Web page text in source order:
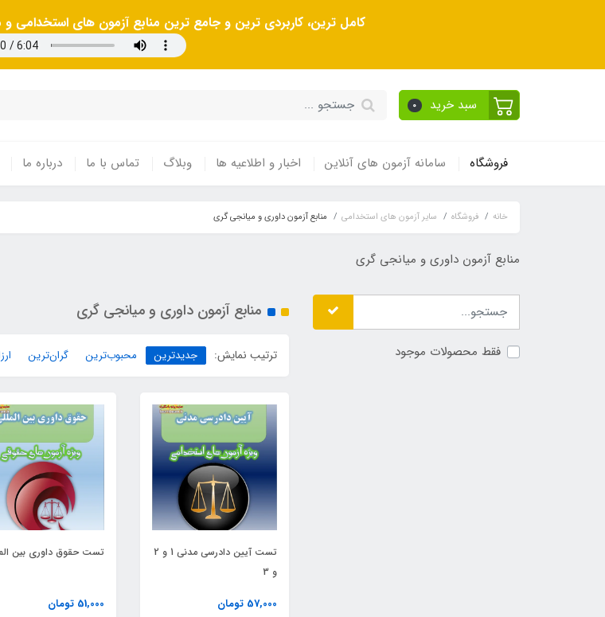
کامل ترین، کاربردی ترین و جامع ترین منابع آزمون های
سبد خرید 0
فروشگاه سامانه آزمون های آنلاین اخبار و اطلاعیه ها وبلاگ تماس با ما درباره ما
خانه فروشگاه سایر آزمون های استخدامی منابع آزمون داوری و میانجی گری
منابع آزمون داوری و میانجی گری
فقط محصولات موجود
منابع آزمون داوری و میانجی گری
ترتیب نمایش: جدیدترین محبوب‌ترین گران‌ترین
تست آیین دادرسی مدنی 1 و 2
و 3
57,000 تومان
تست حقوق داوری بین
51,000 تومان